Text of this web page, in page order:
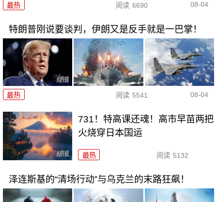
最热 阅读 6690 08-04
特朗普刚说要谈判，伊朗又是反手就是一巴掌！
最热 阅读 5541 08-04
731！特高课还魂！高市早苗两把
火烧穿日本国运
最热 阅读 5132
泽连斯基的“清场行动”与乌克兰的末路狂飙！